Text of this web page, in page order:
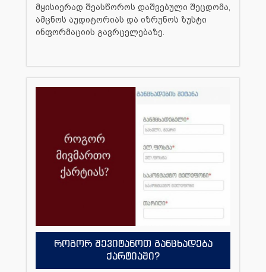
მყისიერად შეასწოროს დაშვებული შეცდომა,
ამცნოს აუდიტორიას და იზრუნოს ზუსტი
ინფორმაციის გავრცელებაზე.
როგორ შევიტანოთ განცხადება
ქარტიაში?